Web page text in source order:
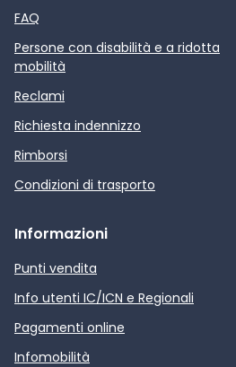
FAQ
Persone con disabilità e a ridotta
mobilità
Reclami
Richiesta indennizzo
Rimborsi
Condizioni di trasporto
Informazioni
Punti vendita
Info utenti IC/ICN e Regionali
Pagamenti online
Infomobilità